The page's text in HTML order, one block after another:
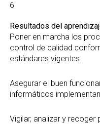
6
Resultados del
Poner en marcha los
control de calidad
estándares vigentes.
Asegurar el buen
informáticos
Vigilar, analizar y